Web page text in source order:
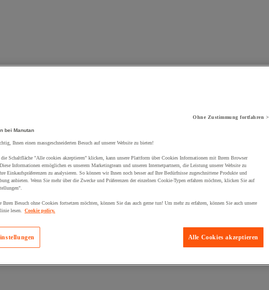
zum Warenkorb hinzugefügt:
Ohne Zustimmung fortfahren >
bei Manutan
Ihnen einen massgeschneiderten Besuch auf unserer Website zu bieten!
die Schaltfläche "Alle cookies akzeptieren" klicken, kann unsere Plattform über Cookies Informationen mit Ihrem Browser
Informationen ermöglichen es unserem Marketingteam und unseren Internetpartnern, die Leistung unserer Website zu
Einkaufspräferenzen zu analysieren. So können wir Ihnen noch besser auf Ihre Bedürfnisse zugeschnittene Produkte und
anbieten. Wenn Sie mehr über die Zwecke und Präferenzen der einzelnen Cookie-Typen erfahren möchten, klicken Sie auf
Ihren Besuch ohne Cookies fortsetzen möchten, können Sie das auch gerne tun! Um mehr zu erfahren, können Sie auch unsere
lesen.
Cookie policy.
Alle Cookies akzeptieren